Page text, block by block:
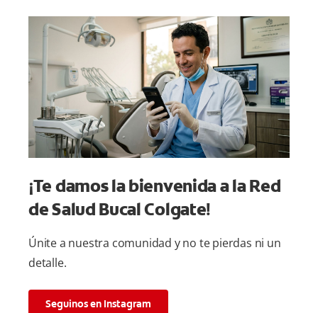
¡Te damos la bienvenida a la Red
de Salud Bucal Colgate!
Únite a nuestra comunidad y no te pierdas ni un
detalle.
Seguinos en Instagram